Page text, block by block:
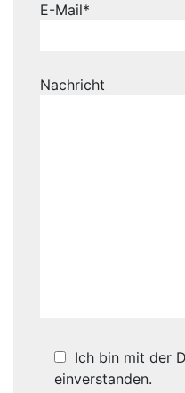
E-Mail*
Nachricht
Ich bin mit der
einverstanden.